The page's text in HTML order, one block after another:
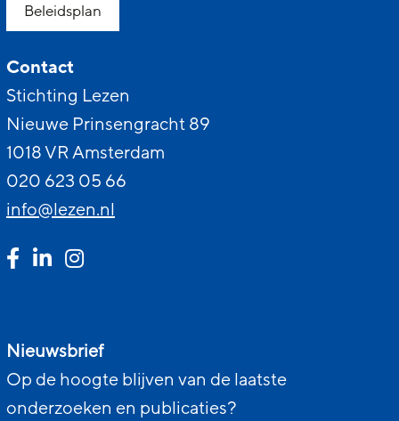
Beleidsplan
Contact
Stichting Lezen
Nieuwe Prinsengracht 89
1018 VR Amsterdam
020 623 05 66
info@lezen.nl
Nieuwsbrief
Op de hoogte blijven van de laatste
onderzoeken en publicaties?